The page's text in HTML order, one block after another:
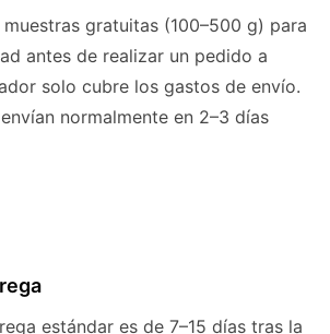
gratuitas (100–500 g) para
antes de realizar un pedido a
solo cubre los gastos de envío.
normalmente en 2–3 días
estándar es de 7–15 días tras la